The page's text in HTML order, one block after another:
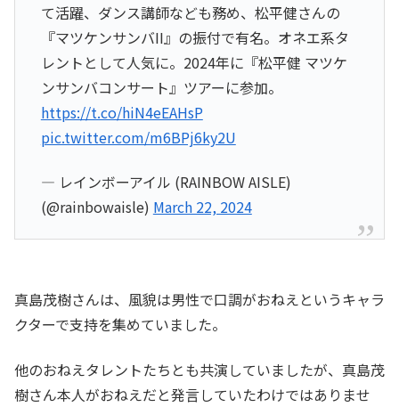
て活躍、ダンス講師なども務め、松平健さんの
『マツケンサンバII』の振付で有名。オネエ系タ
レントとして人気に。2024年に『松平健 マツケ
ンサンバコンサート』ツアーに参加。
https://t.co/hiN4eEAHsP
pic.twitter.com/m6BPj6ky2U
— レインボーアイル (RAINBOW AISLE)
(@rainbowaisle) March 22, 2024
真島茂樹さんは、風貌は男性で口調がおねえというキャラ
クターで支持を集めていました。
他のおねえタレントたちとも共演していましたが、真島茂
樹さん本人がおねえだと発言していたわけではありませ